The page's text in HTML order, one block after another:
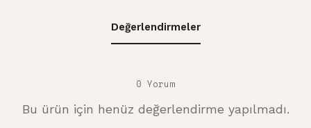
Değerlendirmeler
0 Yorum
Bu ürün için henüz değerlendirme yapılmadı.